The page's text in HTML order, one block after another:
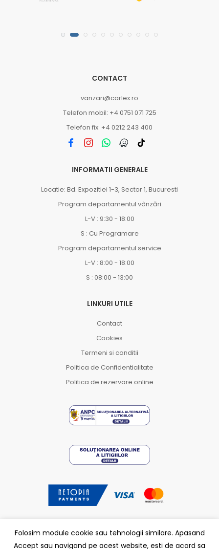
CONTACT
vanzari@carlex.ro
Telefon mobil: +4 0751 071 725
Telefon fix: +4 0212 243 400
INFORMATII GENERALE
Locatie: Bd. Expozitiei 1-3, Sector 1, Bucuresti
Program departamentul vânzări
L-V : 9:30 - 18:00
S : Cu Programare
Program departamentul service
L-V : 8:00 - 18:00
S : 08:00 - 13:00
LINKURI UTILE
Contact
Cookies
Termeni si conditii
Politica de Confidentialitate
Politica de rezervare online
Folosim module cookie sau tehnologii similare. Apasand
Accept sau navigand pe acest website, esti de acord sa